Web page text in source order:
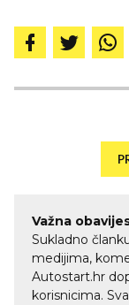
Važna
Sukladno
medijima,
Autostart.hr
korisnicima.